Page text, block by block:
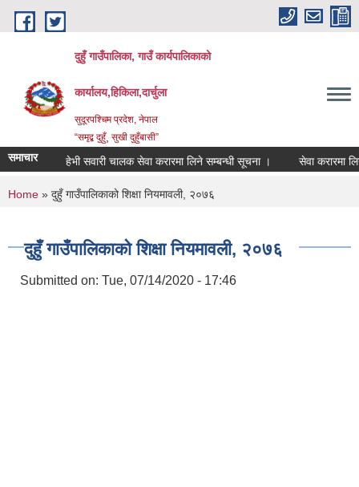
Skip to main content
दुहुँ गाउँपालिका, गाउँ कार्यपालिकाको
कार्यालय,हिकिला,दार्चुला
सुदूरपश्चिम प्रदेश, नेपाल
“समृद्ब दुहुँ¸ सुखी दुहुँबासी”
समाचार
। हेभी सवारी चालक सेवा करारमा लिने सम्बन्धी सूचना । सेवा करारमा लिने
You are here
Home » दुहुँ गाउँपालिकाको शिक्षा नियमावली, २०७६
दुहुँ गाउँपालिकाको शिक्षा नियमावली, २०७६
Submitted on: Tue, 07/14/2020 - 17:46